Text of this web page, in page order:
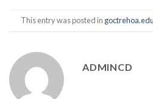
This entry was posted in
ADMINCD